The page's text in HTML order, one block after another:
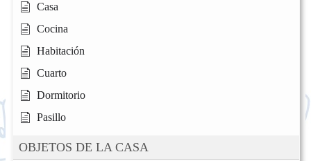
Casa
Cocina
Habitación
Cuarto
Dormitorio
Pasillo
OBJETOS DE LA CASA